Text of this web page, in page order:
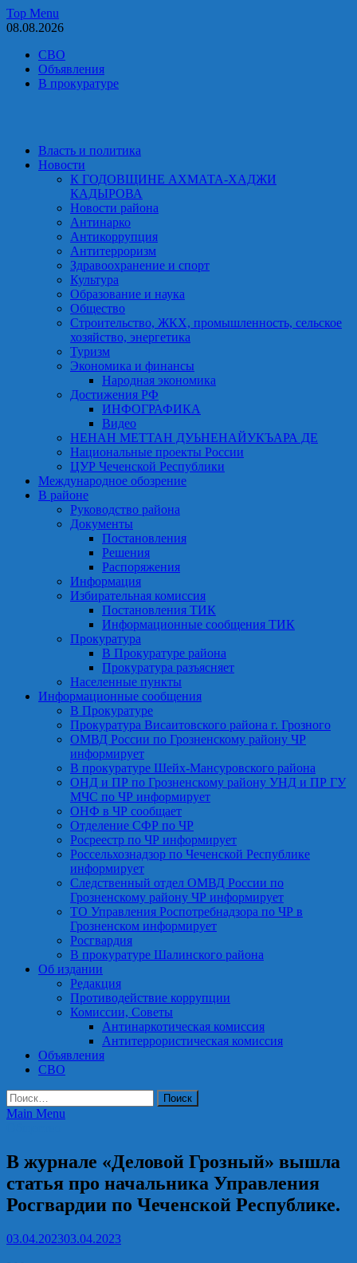
Skip
to
Top Menu
08.08.2026
СВО
Объявления
В прокуратуре
Власть и политика
Новости
К ГОДОВЩИНЕ АХМАТА-ХАДЖИ
КАДЫРОВА
Новости района
Антинарко
Антикоррупция
Антитерроризм
Здравоохранение и спорт
Культура
Образование и наука
Общество
Строительство, ЖКХ, промышленность, сельское
хозяйство, энергетика
Туризм
Экономика и финансы
Народная экономика
Достижения РФ
ИНФОГРАФИКА
Видео
НЕНАН МЕТТАН ДУЬНЕНАЙУКЪАРА ДЕ
Национальные проекты России
ЦУР Чеченской Республики
Международное обозрение
В районе
Руководство района
Документы
Постановления
Решения
Распоряжения
Информация
Избирательная комиссия
Постановления ТИК
Информационные сообщения ТИК
Прокуратура
В Прокуратуре района
Прокуратура разъясняет
Населенные пункты
Информационные сообщения
В Прокуратуре
Прокуратура Висаитовского района г. Грозного
ОМВД России по Грозненскому району ЧР
информирует
В прокуратуре Шейх-Мансуровского района
ОНД и ПР по Грозненскому району УНД и ПР ГУ
МЧС по ЧР информирует
ОНФ в ЧР сообщает
Отделение СФР по ЧР
Росреестр по ЧР информирует
Россельхознадзор по Чеченской Республике
информирует
Следственный отдел ОМВД России по
Грозненскому району ЧР информирует
ТО Управления Роспотребнадзора по ЧР в
Грозненском информирует
Росгвардия
В прокуратуре Шалинского района
Об издании
Редакция
Противодействие коррупции
Комиссии, Советы
Антинаркотическая комиссия
Антитеррористическая комиссия
Объявления
СВО
Найти:
Main Menu
В журнале «Деловой Грозный» вышла
статья про начальника Управления
Росгвардии по Чеченской Республике.
03.04.202303.04.2023